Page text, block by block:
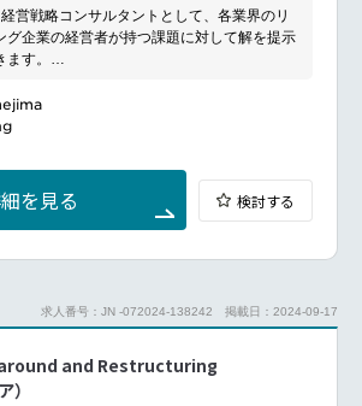
ードする経営コンサルティングファームとし
・民間企業・非営利団体など、さまざまな業
ケットにおいて、カスタムメイドのアプロー
働により、クライアントが持続的競争優位を
織能力（ケイパビリティ）を高め、継続的に
営戦略コンサルタントとして、各業界のリ
グ企業の経営者が持つ課題に対して解を提示
ます。
M&A、組織ビルディングなど様々なコンサル
を行っていただきます。一つ一つのプロジェ
クトをかけもちせずに基本的には一つのプロ
にじっくり取り組んでいただきます）。
を見る 検討する
求人番号：JN -072024-138242 掲載日：2024-09-17
and Restructuring